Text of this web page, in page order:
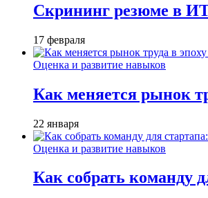
Скрининг резюме в
17 февраля
Оценка и развитие навыков
Как меняется рынок
22 января
Оценка и развитие навыков
Как собрать команду